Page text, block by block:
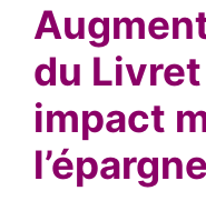
du Livret
impact